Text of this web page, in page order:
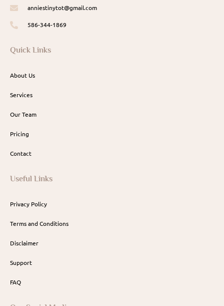
anniestinytot@gmail.com
586-344-1869
Quick Links
About Us
Services
Our Team
Pricing
Contact
Useful Links
Privacy Policy
Terms and Conditions
Disclaimer
Support
FAQ